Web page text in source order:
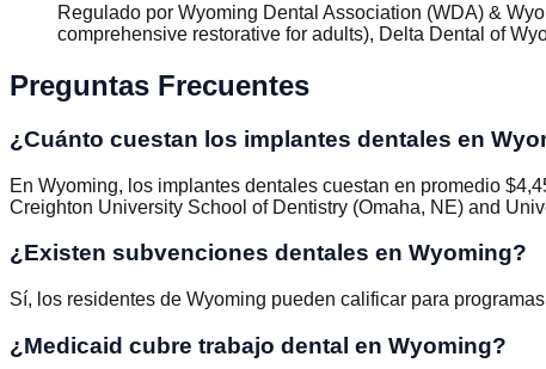
Regulado por Wyoming Dental Association (WDA) &
comprehensive restorative for adults), Delta Dental of
Preguntas Frecuentes
¿Cuánto cuestan los implantes dentales en
En Wyoming, los implantes dentales cuestan en promedio
Creighton University School of Dentistry (Omaha, NE) and
¿Existen subvenciones dentales en Wyoming?
Sí, los residentes de Wyoming pueden calificar para
¿Medicaid cubre trabajo dental en Wyoming?